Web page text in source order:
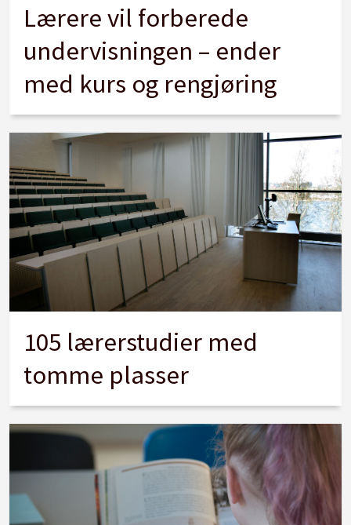
Lærere vil forberede
undervisningen – ender
med kurs og rengjøring
105 lærerstudier med
tomme plasser